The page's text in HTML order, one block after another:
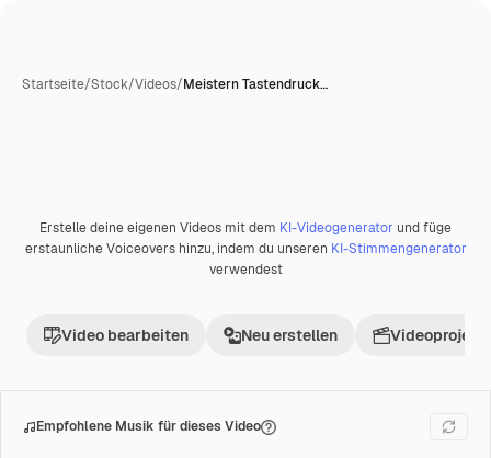
Startseite/Stock/Videos/Meistern Tastendruck…
Premium
Erstelle deine eigenen Videos mit dem KI-Videogenerator und füge
erstaunliche Voiceovers hinzu, indem du unseren KI-Stimmengenerator
verwendest
Video bearbeiten Neu erstellen Videoprojekt
Empfohlene Musik für dieses Video